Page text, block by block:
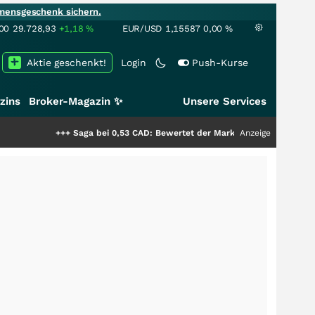
sichern.
29.728,93 +1,18% EUR/USD 1,15587 0,00 %
Login Push-Kurse
Aktie geschenkt!
Broker-Magazin ✨ Unsere Services
Saga bei 0,53 CAD: Bewertet der Markt noch immer nur die Hälfte
Anzeige